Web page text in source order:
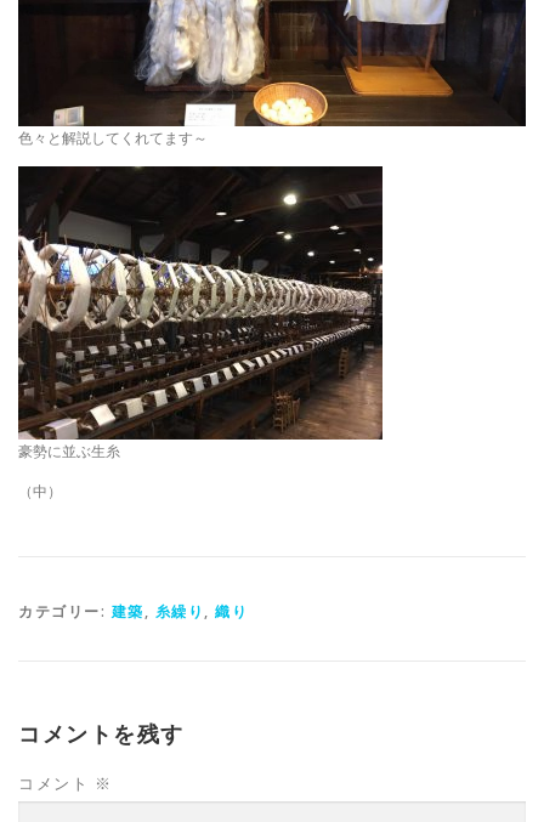
色々と解説してくれてます～
豪勢に並ぶ生糸
（中）
カテゴリー: 建築, 糸繰り , 織り
コメントを残す
コメント ※